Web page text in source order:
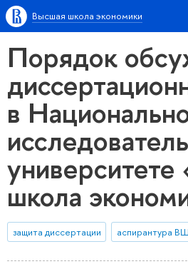
Высшая школа экономики
Порядок
в
школа
защита диссертации аспирантура